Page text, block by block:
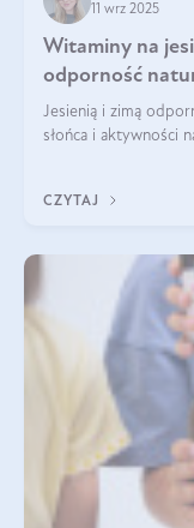
11 wrz 2025
Witaminy na
odporność
Jesienią i zimą
słońca i aktywności
suplementować
CZYTAJ